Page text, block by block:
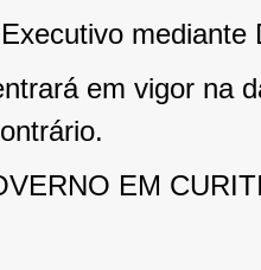
mediante
em vigor na
EM